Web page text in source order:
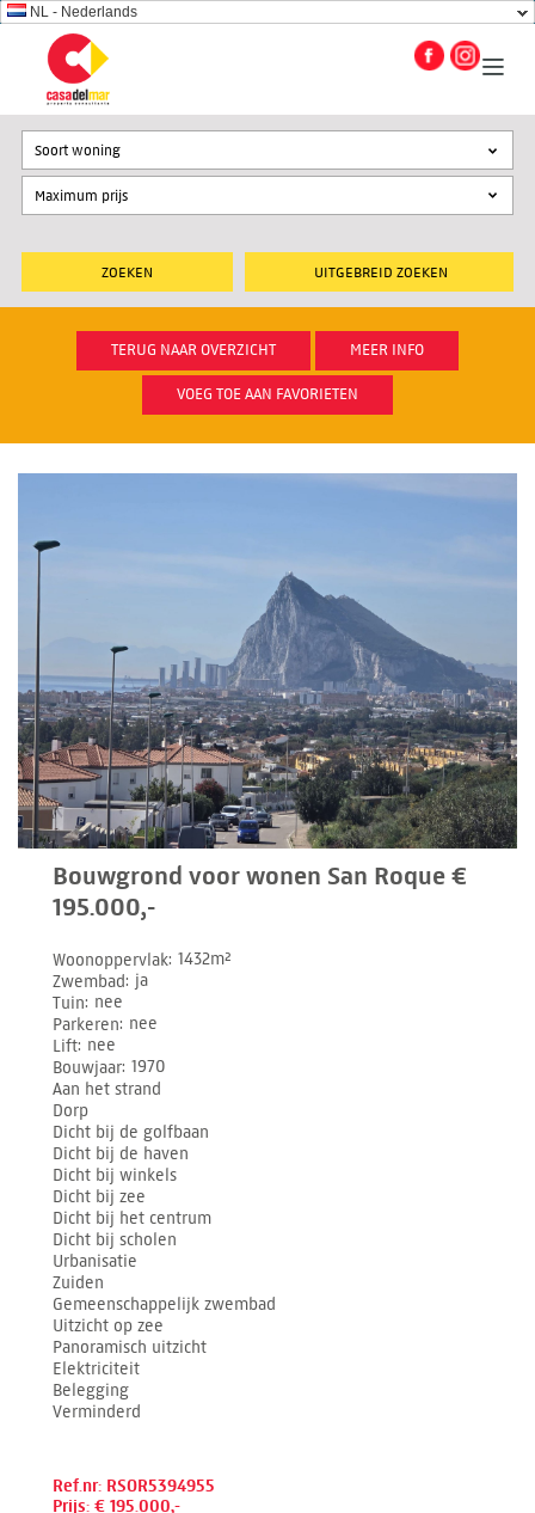
NL - Nederlands
UITGEBREID ZOEKEN
Soort woning
TERUG NAAR OVERZICHT MEER INFO
VOEG TOE AAN FAVORIETEN
Bouwgrond voor wonen San Roque €
195.000,-
Woonoppervlak 1432m²
Zwembad ja
Tuin nee
Parkeren nee
Lift nee
Bouwjaar 1970
Aan het strand
Dorp
Dicht bij de golfbaan
Dicht bij de haven
Dicht bij winkels
Dicht bij zee
Dicht bij het centrum
Dicht bij scholen
Urbanisatie
Zuiden
Gemeenschappelijk zwembad
Uitzicht op zee
Panoramisch uitzicht
Elektriciteit
Belegging
Verminderd
Ref.nr: RSOR5394955
Prijs: € 195.000,-